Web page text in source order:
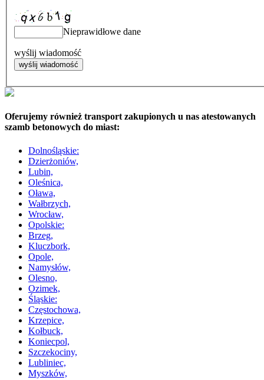
Nieprawidłowe dane
wyślij wiadomość
Oferujemy również transport zakupionych u nas atestowanych
szamb betonowych do miast:
Dolnośląskie:
Dzierżoniów,
Lubin,
Oleśnica,
Oława,
Wałbrzych,
Wrocław,
Opolskie:
Brzeg,
Kluczbork,
Opole,
Namysłów,
Olesno,
Ozimek,
Śląskie:
Częstochowa,
Krzepice,
Kołbuck,
Koniecpol,
Szczekociny,
Lubliniec,
Myszków,